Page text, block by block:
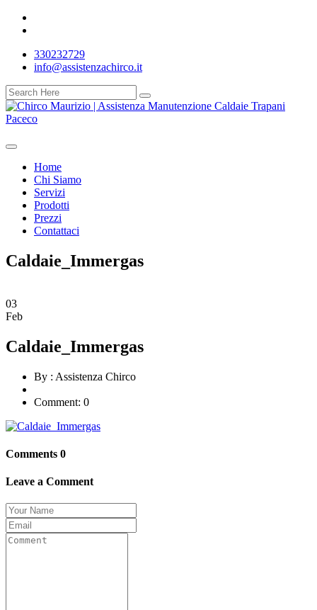
330232729
info@assistenzachirco.it
Home
Chi Siamo
Servizi
Prodotti
Prezzi
Contattaci
Caldaie_Immergas
03
Feb
Caldaie_Immergas
By : Assistenza Chirco
Comment: 0
Comments 0
Leave a Comment